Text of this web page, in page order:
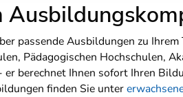
passende Ausbildungen zu Ihrem
Pädagogischen Hochschulen,
berechnet Ihnen sofort Ihren
finden Sie unter